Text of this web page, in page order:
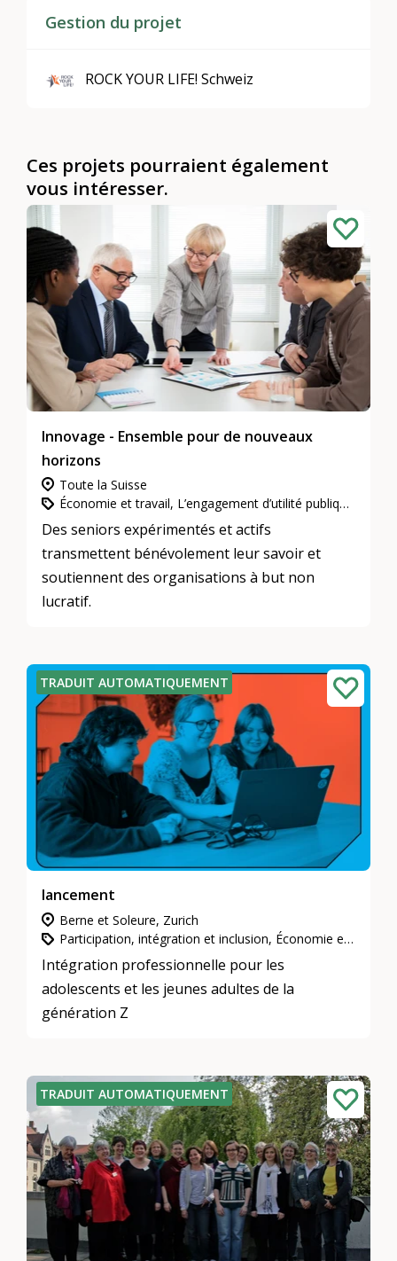
Gestion du projet
ROCK YOUR LIFE! Schweiz
Ces projets pourraient également
vous intéresser.
Innovage - Ensemble pour de nouveaux
horizons
Toute la Suisse
Économie et travail, L’engagement d’utilité publique, Mentoring
Des seniors expérimentés et actifs
transmettent bénévolement leur savoir et
soutiennent des organisations à but non
lucratif.
TRADUIT AUTOMATIQUEMENT
lancement
Berne et Soleure, Zurich
Participation, intégration et inclusion, Économie et travail, Mentoring
Intégration professionnelle pour les
adolescents et les jeunes adultes de la
génération Z
TRADUIT AUTOMATIQUEMENT